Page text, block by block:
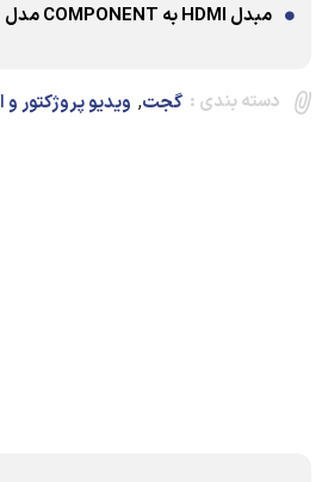
مبدل HDMI به COMPONENT مدل 5 فیش کد YPBPR
دسته بندی : گجت, ویدیو پروژکتور